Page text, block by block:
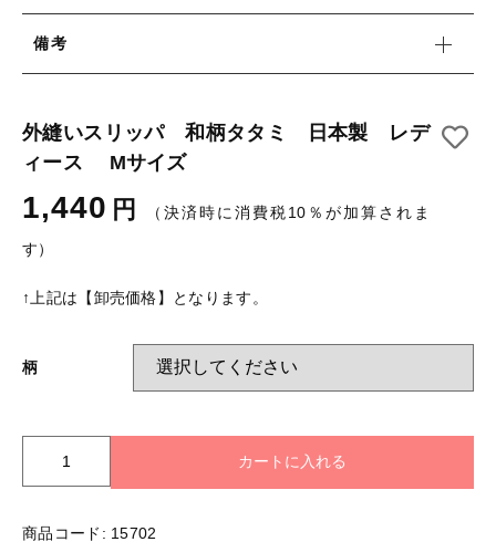
備考
外縫いスリッパ 和柄タタミ 日本製 レデ
ィース Mサイズ
1,440 円 （決済時に消費税10％が加算されま
す）
↑上記は【卸売価格】となります。
柄
縫
ス
カートに入れる
商品コード: 15702